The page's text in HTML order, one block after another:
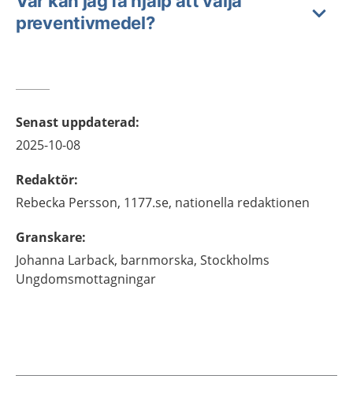
preventivmedel?
Senast uppdaterad:
2025-10-08
Redaktör:
Rebecka Persson, 1177.se, nationella redaktionen
Granskare:
Johanna Larback, barnmorska, Stockholms
Ungdomsmottagningar